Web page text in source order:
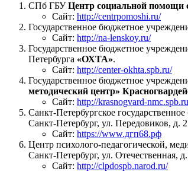
СПб ГБУЦентр социальной помощи
Сайт: http://centrpomoshi.ru/
Государственное бюджетное
Сайт: http://na-lenskoy.ru/
Государственное бюджетное
Петербурга «ОХТА».
Сайт: http://center-okhta.spb.ru/
Государственное бюджетное
методический центр»
Сайт: http://krasnogvard-
Санкт-Петербургское
Санкт-Петербург, ул. Передовиков, д.
Сайт: https://www.дгп68.рф
Центр психолого-педагогической,
Санкт-Петербург, ул. Отечественная,
Сайт: http://clpdospb.narod.ru/